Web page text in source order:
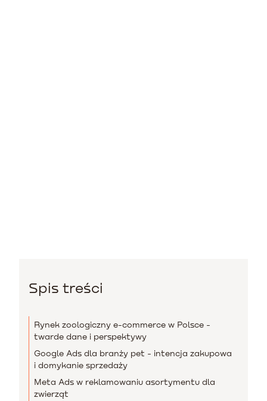
Spis treści
Rynek zoologiczny e-commerce w Polsce -
twarde dane i perspektywy
Google Ads dla branży pet - intencja zakupowa
i domykanie sprzedaży
Meta Ads w reklamowaniu asortymentu dla
zwierząt